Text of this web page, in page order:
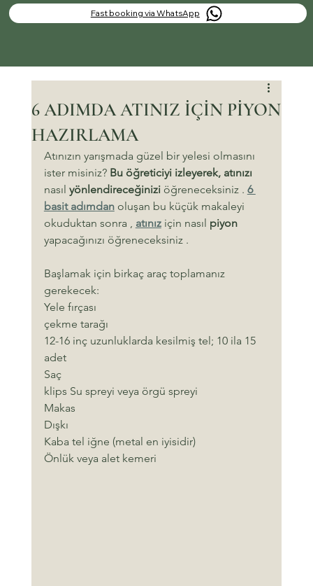
Fast booking via WhatsApp
6 ADIMDA ATINIZ İÇİN PİYON
HAZIRLAMA
Atınızın yarışmada güzel bir yelesi olmasını
ister misiniz? Bu öğreticiyi izleyerek, atınızı
nasıl yönlendireceğinizi öğreneceksiniz . 6
basit adımdan oluşan bu küçük makaleyi
okuduktan sonra , atınız için nasıl piyon
yapacağınızı öğreneceksiniz .
Başlamak için birkaç araç toplamanız
gerekecek:
Yele fırçası
çekme tarağı
12-16 inç uzunluklarda kesilmiş tel; 10 ila 15
adet
Saç
klips Su spreyi veya örgü spreyi
Makas
Dışkı
Kaba tel iğne (metal en iyisidir)
Önlük veya alet kemeri